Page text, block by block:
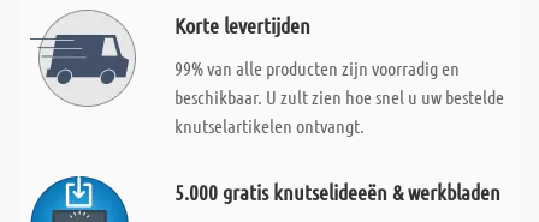
Korte levertijden
99% van alle producten zijn voorradig en
beschikbaar. U zult zien hoe snel u uw bestelde
knutselartikelen ontvangt.
5.000 gratis knutselideeën & werkbladen